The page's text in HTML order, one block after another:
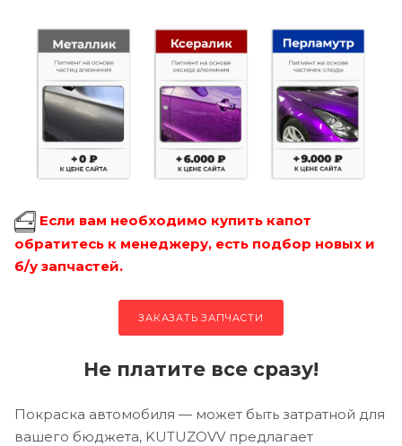
Если вам необходимо купить капот
обратитесь к менеджеру, есть подбор новых и
б/у запчастей.
ЗАКАЗАТЬ ЗАПЧАСТИ
Не платите все сразу!
Покраска автомобиля — может быть затратной для
вашего бюджета, KUTUZOVV предлагает